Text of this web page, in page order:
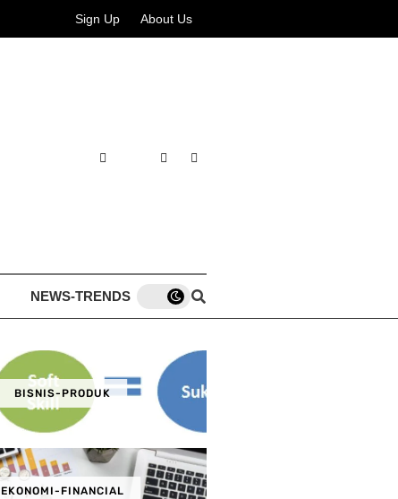
Sign Up About Us
NEWS-TRENDS
BISNIS-PRODUK
EKONOMI-FINANCIAL